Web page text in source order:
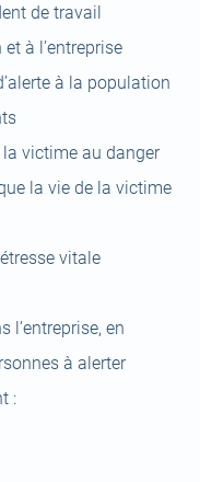
de travail
à l’entreprise
à la population
victime au danger
la vie de la victime
vitale
l’entreprise, en
à alerter
: